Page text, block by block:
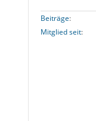
Beiträge
Mitglied seit